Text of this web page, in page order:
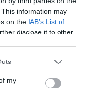
This information may
on the IAB’s List of
disclose it to other
my
τουρισμού,